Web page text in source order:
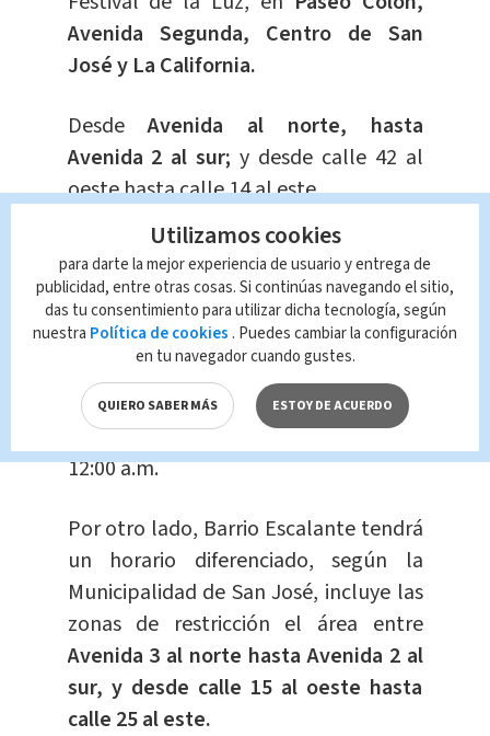
Avenida Segunda, Centro de San
José y La California.
DesdeAvenida al norte, hasta
Avenida 2 al sur; y desde calle 42 al
oeste hasta calle 14 al este.
También, desdeAvenida 3 al norte
hasta Avenida 6 al Sur;y desde calle
14 hasta calle 15, en Plaza de la
Democracia.
La ley seca será todo el sábado 14 de
diciembre,desde las 12:00 a.m. a las
12:00 a.m.
Por otro lado, Barrio Escalante tendrá
un horario diferenciado, según la
Municipalidad de San José, incluye las
zonas de restricción el área entre
Avenida 3 al norte hasta Avenida 2 al
sur, y desde calle 15 al oeste hasta
calle 25 al este.
Utilizamos cookies
para darte la mejor experiencia de usuario y entrega de
publicidad, entre otras cosas. Si continúas navegando el sitio,
das tu consentimiento para utilizar dicha tecnología, según
nuestra Política de cookies . Puedes cambiar la configuración
en tu navegador cuando gustes.
QUIERO SABER MÁS ESTOY DE ACUERDO